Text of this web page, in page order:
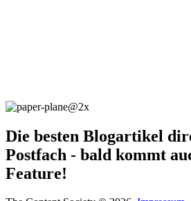
Die besten Blogartikel
Postfach - bald kommt
Feature!